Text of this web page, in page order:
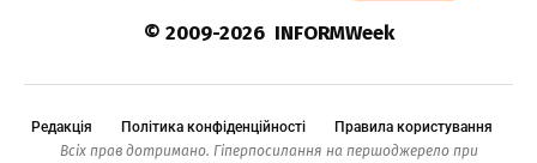
© 2009-2026 INFORMWeek
Редакція Політика конфіденційності
Правила користування
Всіх прав дотримано. Гіперпосилання на першоджерело при